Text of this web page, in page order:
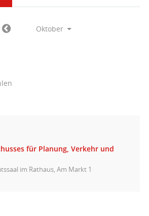
Oktober
für Planung, Verkehr und
im Rathaus, Am Markt 1